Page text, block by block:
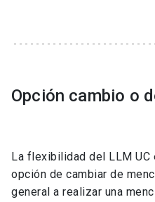
Opción cambio o
La flexibilidad del LLM
opción de cambiar de
general a realizar una